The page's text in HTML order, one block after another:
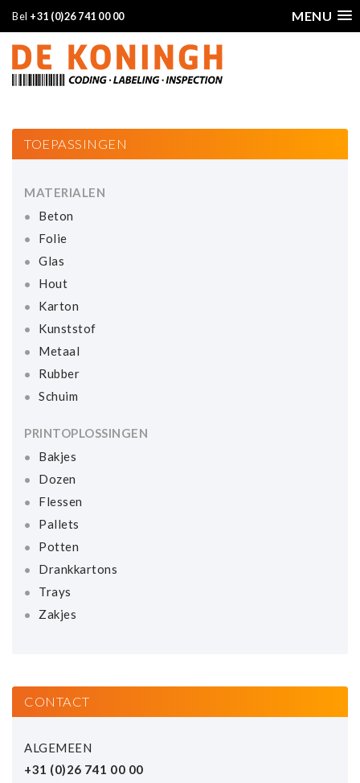
MENU
Bel +31 (0)26 741 00 00
TOEPASSINGEN
MATERIALEN
Beton
Folie
Glas
Hout
Karton
Kunststof
Metaal
Rubber
Schuim
PRINTOPLOSSINGEN
Bakjes
Dozen
Flessen
Pallets
Potten
Drankkartons
Trays
Zakjes
CONTACT
ALGEMEEN
+31 (0)26 741 00 00